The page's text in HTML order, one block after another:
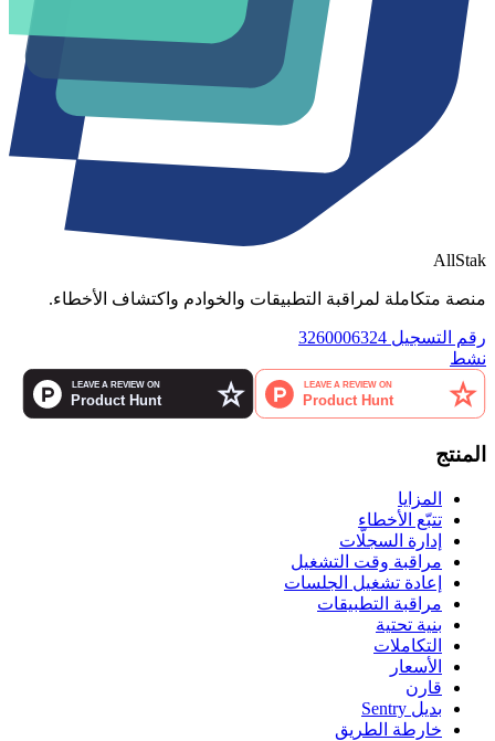
AllStak
منصة متكاملة لمراقبة التطبيقات والخوادم واكتشاف الأخطاء.
رقم التسجيل 3260006324
نشط
المنتج
المزايا
تتبّع الأخطاء
إدارة السجلّات
مراقبة وقت التشغيل
إعادة تشغيل الجلسات
مراقبة التطبيقات
بنية تحتية
التكاملات
الأسعار
قارن
بديل Sentry
خارطة الطريق